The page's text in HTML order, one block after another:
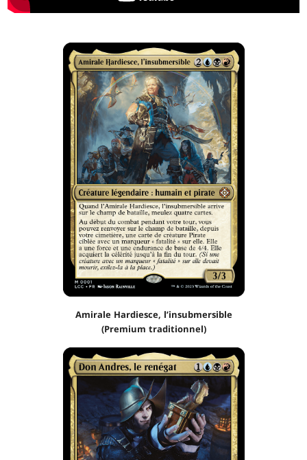
Amirale Hardiesce, l’insubmersible
(Premium traditionnel)